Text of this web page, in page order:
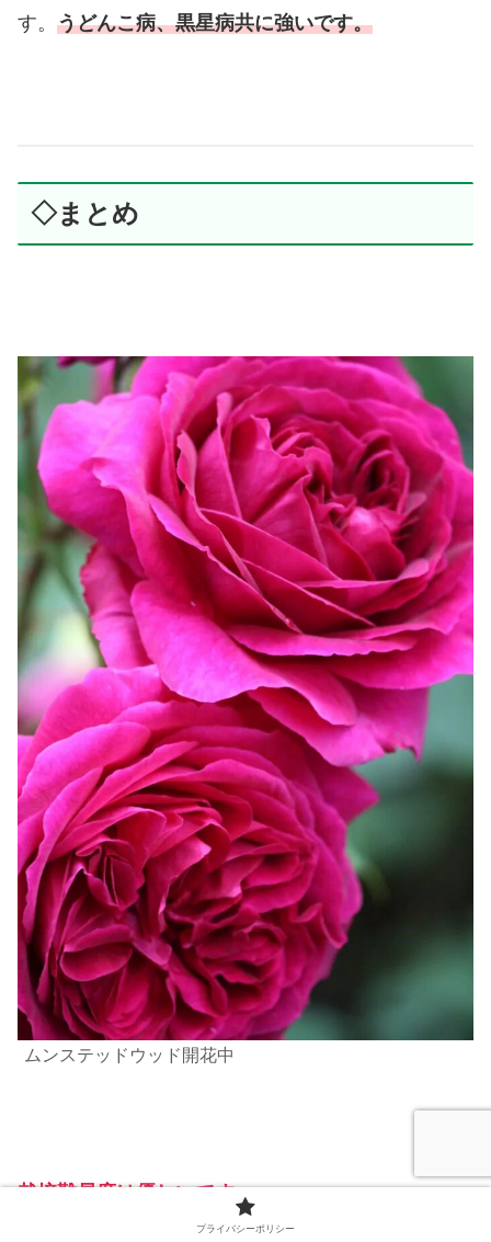
す。 うどんこ病、黒星病共に強いです。
◇まとめ
ムンステッドウッド開花中
栽培難易度は優しいです。
枝は高く伸びず、1mほどでつぼみをつけ始めま
プライバシーポリシー